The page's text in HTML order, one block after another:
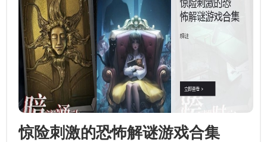
惊险刺激的恐怖解谜游戏合集